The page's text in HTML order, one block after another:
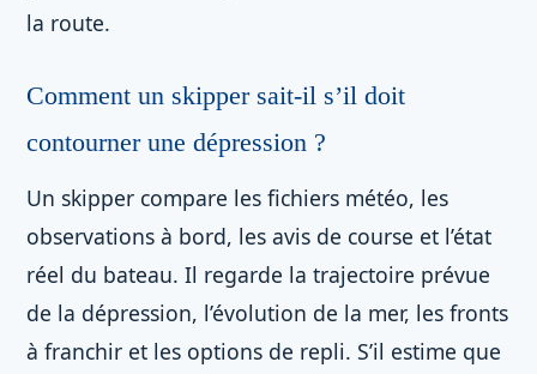
la route.
Comment un skipper sait-il s’il doit
contourner une dépression ?
Un skipper compare les fichiers météo, les
observations à bord, les avis de course et l’état
réel du bateau. Il regarde la trajectoire prévue
de la dépression, l’évolution de la mer, les fronts
à franchir et les options de repli. S’il estime que